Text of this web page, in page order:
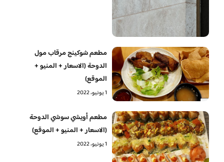
مطعم شوكينج مرقاب مول
الدوحة (الاسعار + المنيو +
الموقع)
1 يونيو، 2022
مطعم أويشي سوشي الدوحة
(الاسعار + المنيو + الموقع)
1 يونيو، 2022